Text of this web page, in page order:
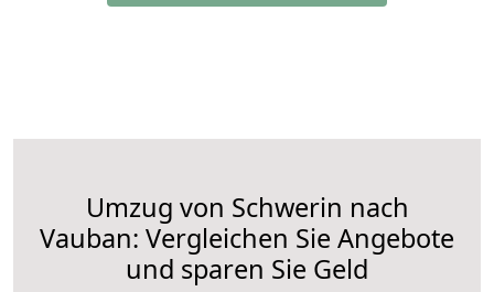
Umzug von Schwerin nach
Vauban: Vergleichen Sie Angebote
und sparen Sie Geld